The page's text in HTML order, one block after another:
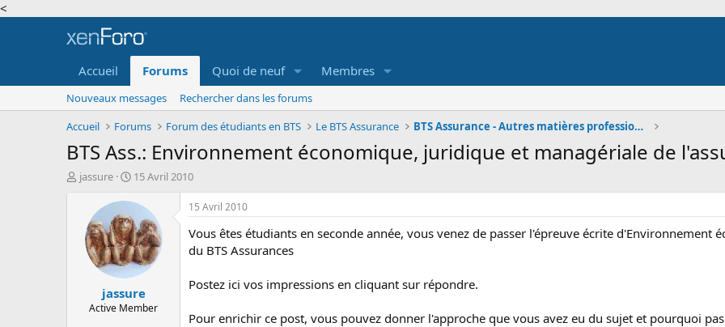
<
Accueil Forums Quoi de neuf Membres
Nouveaux messages
Rechercher dans les forums
Accueil
Forums Forum des étudiants en BTS Le BTS Assurance BTS Assurance - Autres matières professionnelles
BTS Ass.: Environnement économique, juridique et managériale de
A
jassure
D
t
e
d
e
d
é
b
u
15 Avril 2010
jassure
Active Member
15 Avril 2010
Vous êtes étudiants en seconde année, vous venez de passer l'épreuve écrite d'Environnement
du BTS Assurances
Postez ici vos impressions en cliquant sur répondre.
Pour enrichir ce post, vous pouvez donner l'approche que vous avez eu du sujet et pourquoi